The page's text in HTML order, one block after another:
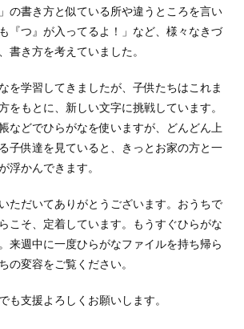
の書き方と似ている所や違うところを言い
『つ』が入ってるよ！」など、様々なきづ
書き方を考えていました。
を学習してきましたが、子供たちはこれま
をもとに、新しい文字に挑戦しています。
などでひらがなを使いますが、どんどん上
子供達を見ていると、きっとお家の方と一
浮かんできます。
ただいてありがとうございます。おうちで
こそ、定着しています。もうすぐひらがな
来週中に一度ひらがなファイルを持ち帰ら
の変容をご覧ください。
支援よろしくお願いします。